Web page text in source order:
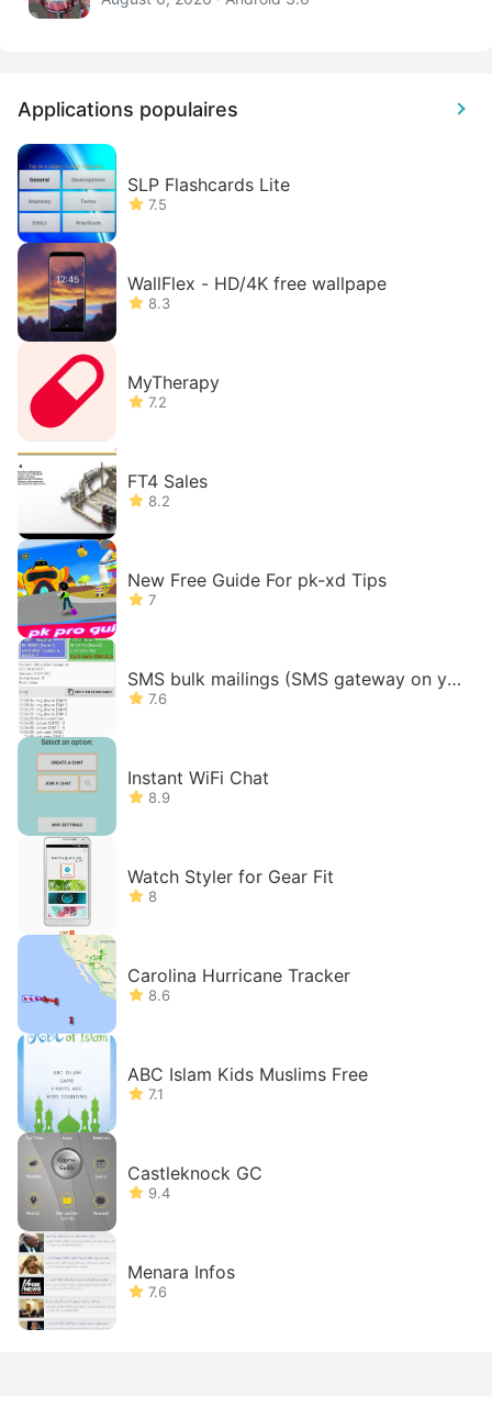
Applications populaires
SLP Flashcards Lite
7.5
WallFlex - HD/4K free wallpape
8.3
MyTherapy
7.2
FT4 Sales
8.2
New Free Guide For pk-xd Tips
7
SMS bulk mailings (SMS gateway on yo
ur phone)
7.6
Instant WiFi Chat
8.9
Watch Styler for Gear Fit
8
Carolina Hurricane Tracker
8.6
ABC Islam Kids Muslims Free
7.1
Castleknock GC
9.4
Menara Infos
7.6